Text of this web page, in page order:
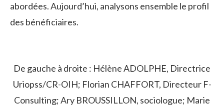
abordées. Aujourd’hui, analysons ensemble le profil
des bénéficiaires.
De gauche à droite : Hélène ADOLPHE, Directrice
Uriopss/CR-OIH; Florian CHAFFORT, Directeur F-
Consulting; Ary BROUSSILLON, sociologue; Marie